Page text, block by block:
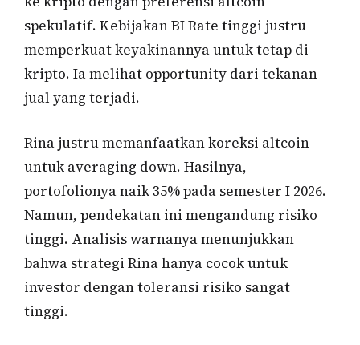
spekulatif. Kebijakan BI Rate tinggi justru
memperkuat keyakinannya untuk tetap di
kripto. Ia melihat opportunity dari tekanan
jual yang terjadi.
Rina justru memanfaatkan koreksi altcoin
untuk averaging down. Hasilnya,
portofolionya naik 35% pada semester I 2026.
Namun, pendekatan ini mengandung risiko
tinggi. Analisis warnanya menunjukkan
bahwa strategi Rina hanya cocok untuk
investor dengan toleransi risiko sangat
tinggi.